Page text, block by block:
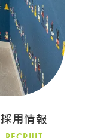
採用情報